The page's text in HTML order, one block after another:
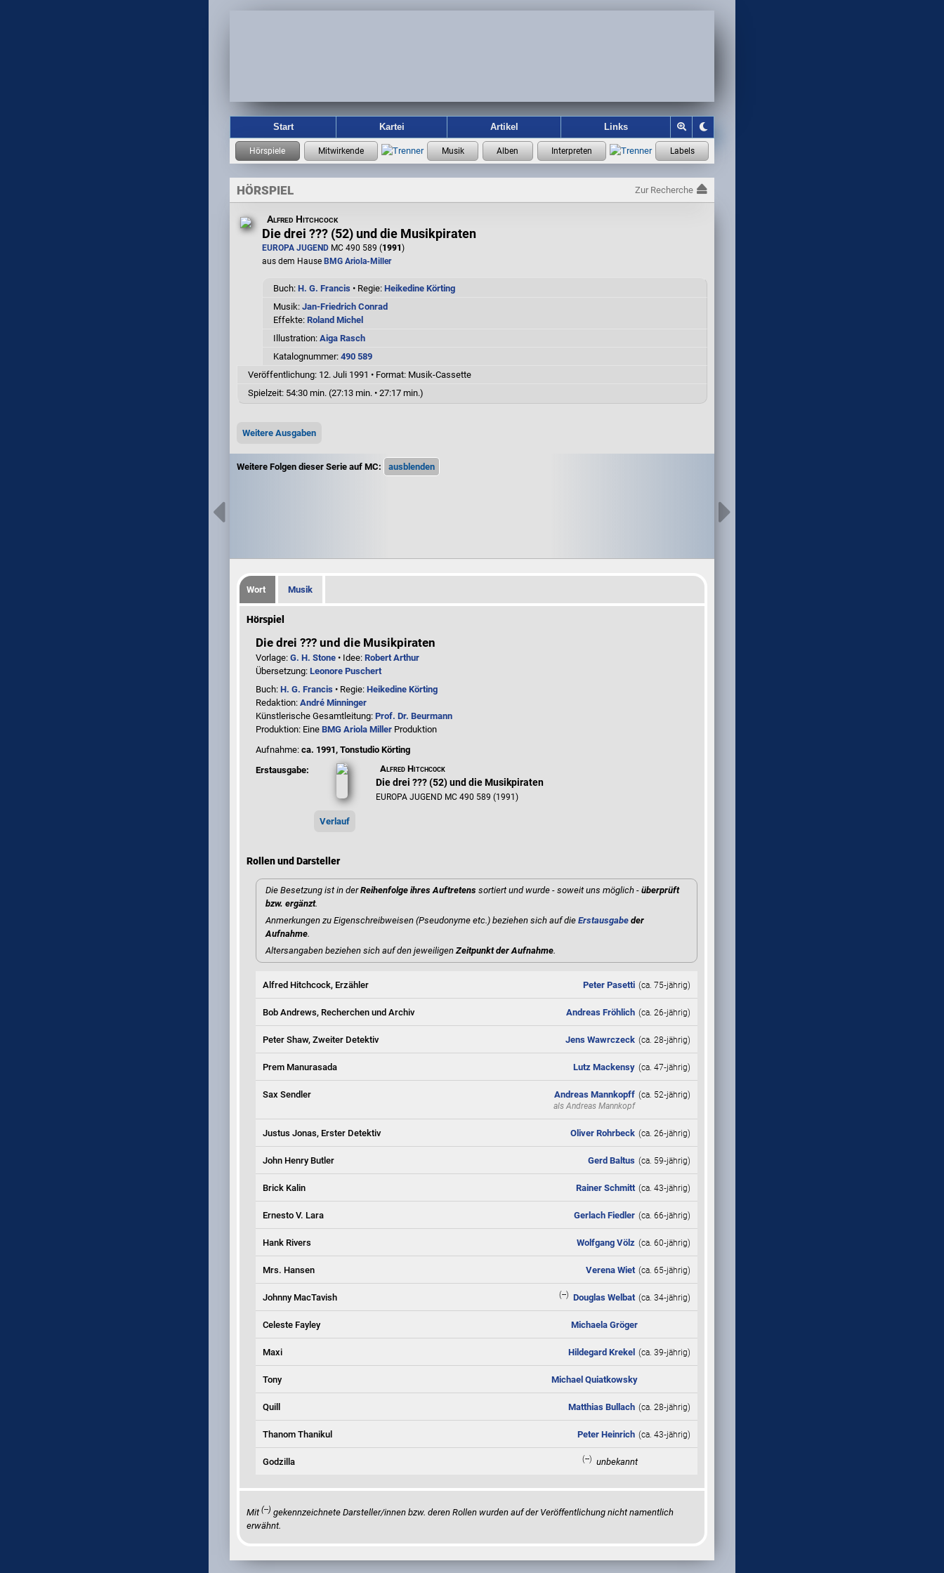
Start Kartei Artikel Links
HÖRSPIEL Zur Recherche
Alfred Hitchcock
Die drei ??? (52) und die Musikpiraten
EUROPA JUGEND MC 490 589 (1991)
aus dem Hause BMG Ariola-Miller
Buch: H. G. Francis • Regie: Heikedine Körting
Musik: Jan-Friedrich Conrad
Effekte: Roland Michel
Illustration: Aiga Rasch
Katalognummer: 490 589
Veröffentlichung: 12. Juli 1991 • Format: Musik-Cassette
Spielzeit: 54:30 min. (27:13 min. • 27:17 min.)
Weitere Ausgaben
Weitere Folgen dieser Serie auf MC:
Wort Musik
Hörspiel
Die drei ??? und die Musikpiraten
Vorlage: G. H. Stone• Idee: Robert Arthur
Übersetzung: Leonore Puschert
Buch: H. G. Francis• Regie: Heikedine Körting
Redaktion: André Minninger
Künstlerische Gesamtleitung: Prof. Dr. Beurmann
Produktion: Eine BMG Ariola MillerProduktion
Aufnahme: ca. 1991, Tonstudio Körting
Erstausgabe:
Alfred Hitchcock
Die drei ??? (52) und die Musikpiraten
EUROPA JUGEND MC 490 589 (1991)
Verlauf
Rollen und Darsteller
Die Besetzung ist in derReihenfolge ihres Auftretens sortiert und wurde - soweit uns möglich - überprüft
bzw. ergänzt.
Anmerkungen zu Eigenschreibweisen (Pseudonyme etc.) beziehen sich auf die Erstausgabeder
Aufnahme.
Altersangaben beziehen sich auf den jeweiligenZeitpunkt der Aufnahme.
Alfred Hitchcock, Erzähler Peter Pasetti (ca. 75‑jährig)
Bob Andrews, Recherchen und Archiv Andreas Fröhlich (ca. 26‑jährig)
Peter Shaw, Zweiter Detektiv Jens Wawrczeck (ca. 28‑jährig)
Prem Manurasada Lutz Mackensy (ca. 47‑jährig)
Sax Sendler Andreas Mannkopff
alsAndreas Mannkopf
(ca. 52‑jährig)
Justus Jonas, Erster Detektiv Oliver Rohrbeck (ca. 26‑jährig)
John Henry Butler Gerd Baltus (ca. 59‑jährig)
Brick Kalin Rainer Schmitt (ca. 43‑jährig)
Ernesto V. Lara Gerlach Fiedler (ca. 66‑jährig)
Hank Rivers Wolfgang Völz (ca. 60‑jährig)
Mrs. Hansen Verena Wiet (ca. 65‑jährig)
Johnny MacTavish (--) Douglas Welbat (ca. 34‑jährig)
Celeste Fayley Michaela Gröger
Maxi Hildegard Krekel (ca. 39‑jährig)
Tony Michael Quiatkowsky
Quill Matthias Bullach (ca. 28‑jährig)
Thanom Thanikul Peter Heinrich (ca. 43‑jährig)
Godzilla (--) unbekannt
Mit(--) gekennzeichnete Darsteller/innen bzw. deren Rollen wurden auf der Veröffentlichung nicht namentlich
erwähnt.